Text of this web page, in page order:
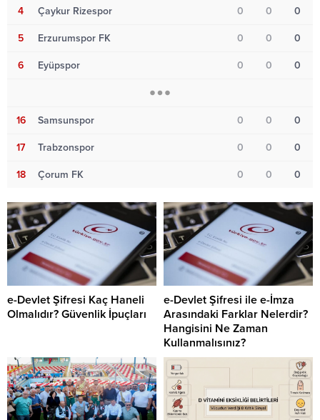
4 Çaykur Rizespor 0 0 0
5 Erzurumspor FK 0 0 0
6 Eyüpspor 0 0 0
16 Samsunspor 0 0 0
17 Trabzonspor 0 0 0
18 Çorum FK 0 0 0
e-Devlet Şifresi Kaç Haneli
Olmalıdır? Güvenlik İpuçları
e-Devlet Şifresi ile e-İmza
Arasındaki Farklar Nelerdir?
Hangisini Ne Zaman
Kullanmalısınız?